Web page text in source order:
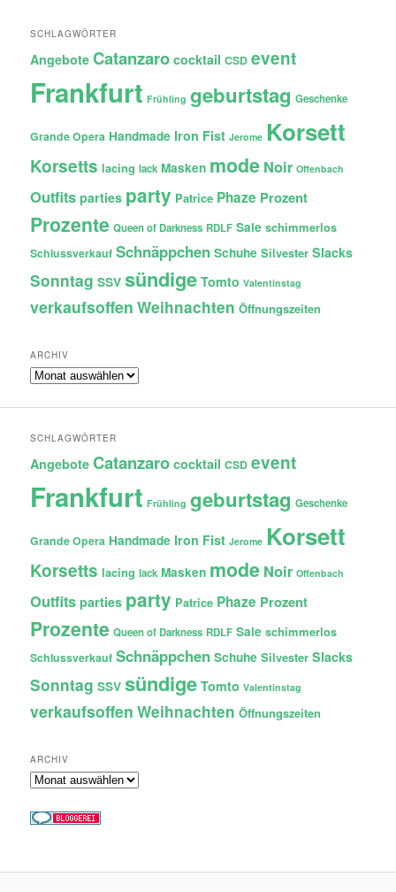
SCHLAGWÖRTER
Angebote Catanzaro cocktail CSD event
Frankfurt Frühling geburtstag Geschenke
Grande Opera Handmade Iron Fist Jerome Korsett
Korsetts lacing lack Masken mode Noir Offenbach
Outfits parties party Patrice Phaze Prozent
Prozente Queen of Darkness RDLF Sale schimmerlos
Schlussverkauf Schnäppchen Schuhe Silvester Slacks
Sonntag SSV sündige Tomto Valentinstag
verkaufsoffen Weihnachten Öffnungszeiten
ARCHIV
Archiv
SCHLAGWÖRTER
Angebote Catanzaro cocktail CSD event
Frankfurt Frühling geburtstag Geschenke
Grande Opera Handmade Iron Fist Jerome Korsett
Korsetts lacing lack Masken mode Noir Offenbach
Outfits parties party Patrice Phaze Prozent
Prozente Queen of Darkness RDLF Sale schimmerlos
Schlussverkauf Schnäppchen Schuhe Silvester Slacks
Sonntag SSV sündige Tomto Valentinstag
verkaufsoffen Weihnachten Öffnungszeiten
ARCHIV
Archiv